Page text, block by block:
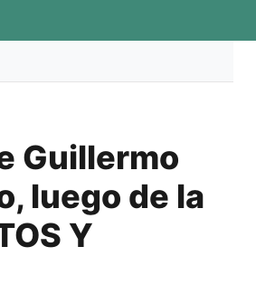
Guillermo
luego de la
Y